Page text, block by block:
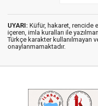
UYARI: Küfür, hakaret, rencide
içeren, imla kuralları ile
Türkçe karakter kullanılmayan
onaylanmamaktadır.